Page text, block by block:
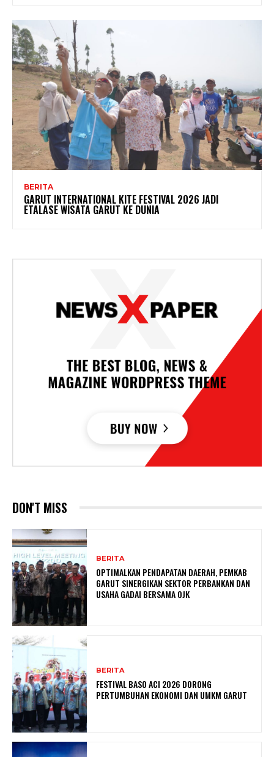
BERITA
GARUT INTERNATIONAL KITE FESTIVAL 2026 JADI
ETALASE WISATA GARUT KE DUNIA
DON'T MISS
BERITA
OPTIMALKAN PENDAPATAN DAERAH, PEMKAB
GARUT SINERGIKAN SEKTOR PERBANKAN DAN
USAHA GADAI BERSAMA OJK
BERITA
FESTIVAL BASO ACI 2026 DORONG
PERTUMBUHAN EKONOMI DAN UMKM GARUT